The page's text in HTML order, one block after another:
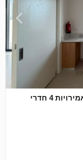
טאונהאוס ב Jebel Ali, Dubai, איחוד האמירויות 4 חדרי